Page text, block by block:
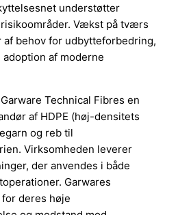
understøtter
Vækst på tværs
behov for udbytteforbedring,
af moderne
Technical Fibres en
af HDPE (høj-densitets
og reb til
Virksomheden leverer
der anvendes i både
Garwares
deres høje